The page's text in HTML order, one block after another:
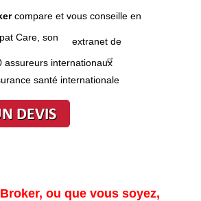
compare et vous conseille en
Care, son
extranet de
assureurs internationaux
santé internationale
ou que vous soyez,